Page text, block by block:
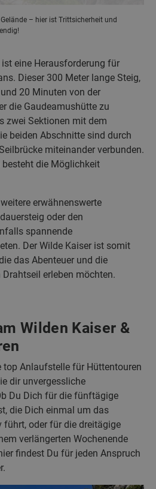
– hier ist Trittsicherheit und
eine Herausforderung für
Dieser 300 Meter lange Steig,
20 Minuten von der
die Gaudeamushütte zu
zwei Sektionen mit dem
beiden Abschnitte sind durch
miteinander verbunden.
besteht die Möglichkeit
erwähnenswerte
oder den
spannende
Der Wilde Kaiser ist somit
das Abenteuer und die
erleben möchten.
Wilden Kaiser &
top Anlaufstelle für Hüttentouren
dir unvergessliche
Du Dich für die fünftägige
die Dich einmal um das
führt, oder für die dreitägige
verlängerten Wochenende
findest Du für jeden Anspruch